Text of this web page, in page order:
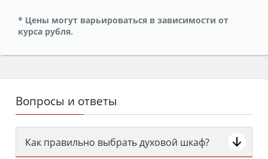
* Цены могут варьироваться в зависимости от
курса рубля.
Вопросы и ответы
Как правильно выбрать духовой шкаф?